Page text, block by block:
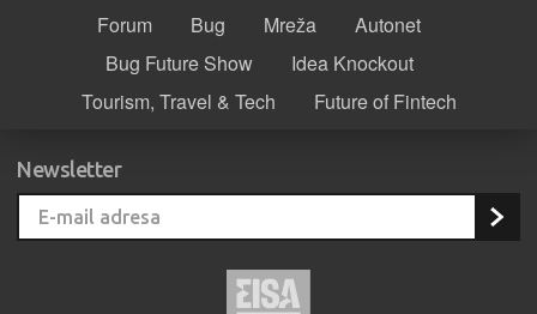
Forum Bug Mreža
Autonet
Bug Future Show
Idea Knockout
Tourism, Travel & Tech
Future of Fintech
Newsletter